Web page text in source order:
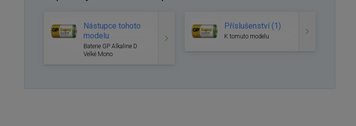
Nástupce tohoto
modelu
Baterie GP Alkaline D
Velké Mono
Příslušenství (1)
K tomuto modelu